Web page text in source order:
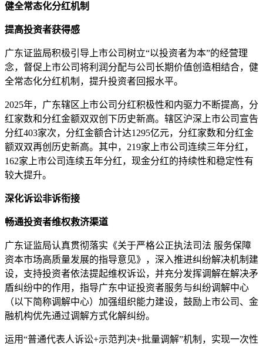
健全常态化分红机制
提高投资者获得感
广东证监局积极引导上市公司树立“以投资者为本”的经营理
念，督促上市公司将利润分配与公司长期价值创造相结合，健
全常态化分红机制，提升投资者回报水平。
2025年，广东辖区上市公司分红积极性和内驱力不断提高，分
红家数和分红金额双双创下历史新高。辖区沪深上市公司宣告
分红403家次，分红金额合计达1295亿元，分红家数和分红金
额双双再创历史新高。其中，219家上市公司连续三年分红，
162家上市公司连续五年分红，现金分红的持续性和稳定性有
较大提升。
深化诉讼非诉衔接
畅通投资者维权救济渠道
广东证监局认真贯彻落实《关于严格公正执法司法 服务保障
资本市场高质量发展的指导意见》，深入推进纠纷解决机制建
设，支持投资者依法提起维权诉讼，并充分发挥调解在解决矛
盾纠纷中的作用，指导广东中证投资者服务与纠纷调解中心
（以下简称调解中心）加强组织能力建设，鼓励上市公司、金
融机构优先通过调解方式化解纠纷。
运用“普通代表人诉讼+示范判决+批量调解”机制，实现一次性